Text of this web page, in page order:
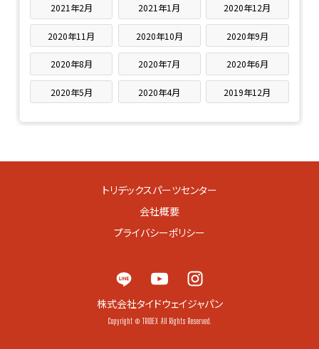
2021年2月 2021年1月 2020年12月
2020年11月 2020年10月 2020年9月
2020年8月 2020年7月 2020年6月
2020年5月 2020年4月 2019年12月
トリデックスパーツセンター
会社概要
プライバシーポリシー
株式会社タイドウェイジャパン
Copyright © TRIDEX All Rights Reserved.